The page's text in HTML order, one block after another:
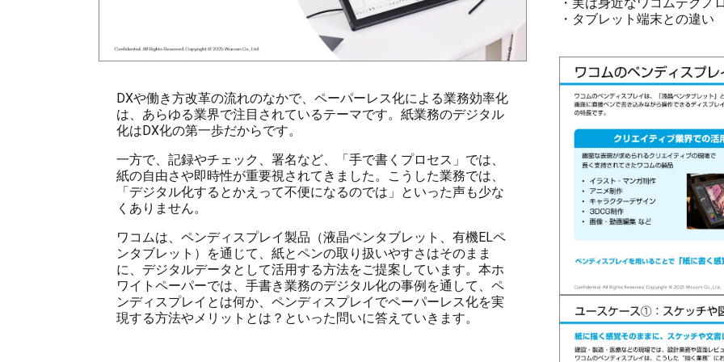
DXや働き方改革の流れのなかで、ペーパーレス化による業務効率化
は、あらゆる業界で注目されているテーマです。紙業務のデジタル
化はDX化の第一歩だからです。
一方で、記録やチェック、署名など、「手で書くプロセス」では、
紙の自由さや即時性が重要視されてきました。こうした業務では、
「デジタル化するとかえって不便になるのでは」といった声も少な
くありません。
ワコムは、ペンディスプレイ製品（液晶ペンタブレット、有機ELペ
ンタブレット）を通じて、紙とペンの取り扱いやすさはそのまま
に、デジタルデータとして活用する方法をご提案しています。本ホ
ワイトペーパーでは、手書き業務のデジタル化の事例を通して、ペ
ンディスプレイとは何か、ペンディスプレイでペーパーレス化を実
現する方法やメリットとは？といった問いに答えていきます。
・タブレット端末との違い